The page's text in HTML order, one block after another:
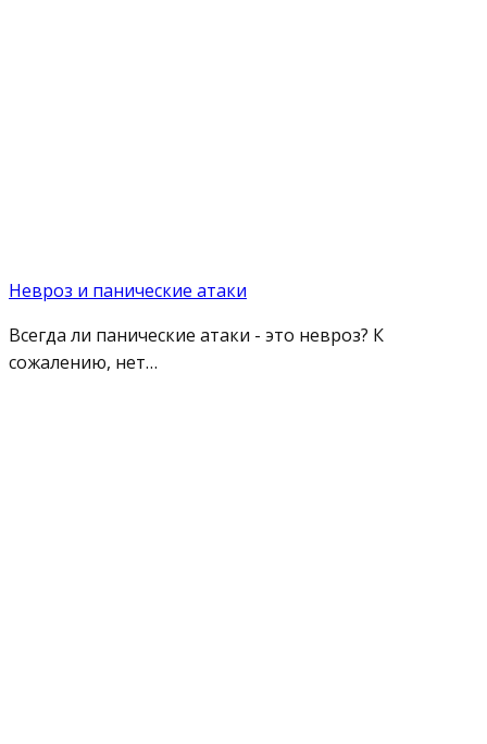
Невроз и панические атаки
Всегда ли панические атаки - это невроз? К
сожалению, нет…